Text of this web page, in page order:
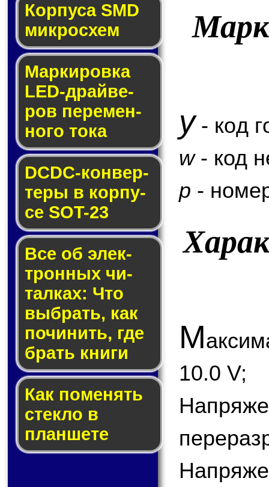
Корпуса SMD
мик­ро­схем
Маркировка
LED-драй­ве­
ров пе­ре­мен­
но­го то­ка
DCDC-кон­вер­
те­ры в кор­пу­
се SOT-23
Все об элек­
трон­ных чи­
тал­ках: Что
выб­рать, как
по­чи­нить, где
брать кни­ги
Как по­ме­нять
стек­ло в
планшете
y- код
w- код
p -
М
10.0 V;